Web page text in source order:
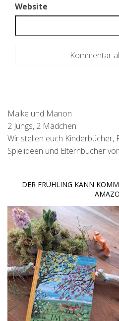
Website
Maike und Manon
2 Jungs, 2 Mädchen
Wir stellen euch Kinderbücher,
Spielideen und Elternbücher
DER FRÜHLING KANN